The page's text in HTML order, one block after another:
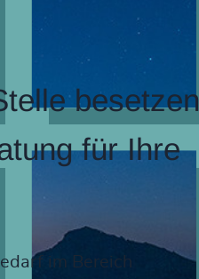
besetzen
für Ihre
im Bereich